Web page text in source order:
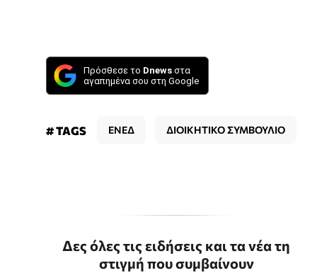
Πρόσθεσε το Dnews στα
αγαπημένα σου στη Google
# TAGS ΕΝΕΔ ΔΙΟΙΚΗΤΙΚΟ ΣΥΜΒΟΥΛΙΟ
Δες όλες τις ειδήσεις και τα νέα τη
στιγμή που συμβαίνουν